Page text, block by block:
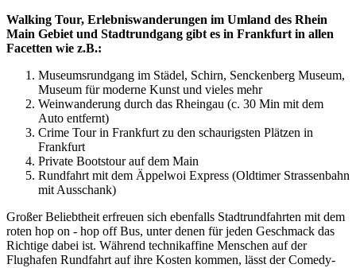
Walking Tour, Erlebniswanderungen im Umland des Rhein
Main Gebiet und Stadtrundgang gibt es in Frankfurt in allen
Facetten wie z.B.:
Museumsrundgang im Städel, Schirn, Senckenberg Museum,
Museum für moderne Kunst und vieles mehr
Weinwanderung durch das Rheingau (c. 30 Min mit dem
Auto entfernt)
Crime Tour in Frankfurt zu den schaurigsten Plätzen in
Frankfurt
Private Bootstour auf dem Main
Rundfahrt mit dem Äppelwoi Express (Oldtimer Strassenbahn
mit Ausschank)
Großer Beliebtheit erfreuen sich ebenfalls Stadtrundfahrten mit dem
roten hop on - hop off Bus, unter denen für jeden Geschmack das
Richtige dabei ist. Während technikaffine Menschen auf der
Flughafen Rundfahrt auf ihre Kosten kommen, lässt der Comedy-